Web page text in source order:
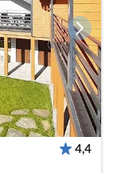
4,4